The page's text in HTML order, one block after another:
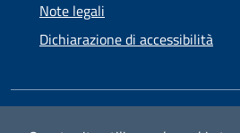
Note legali
Dichiarazione di accessibilità